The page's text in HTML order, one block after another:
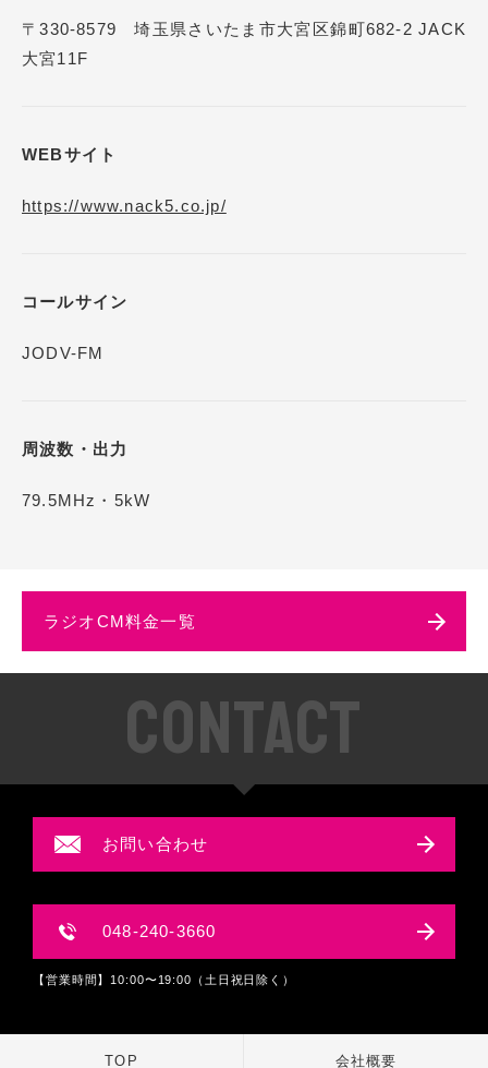
〒330-8579 埼玉県さいたま市大宮区錦町682-2 JACK
大宮11F
WEBサイト
https://www.nack5.co.jp/
コールサイン
JODV-FM
周波数・出力
79.5MHz・5kW
ラジオCM料金一覧
CONTACT
お問い合わせ
048-240-3660
【営業時間】10:00〜19:00（土日祝日除く）
TOP 会社概要